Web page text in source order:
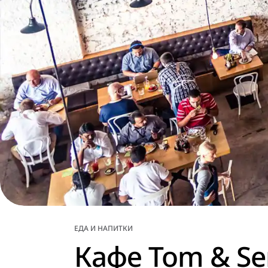
ЕДА И НАПИТКИ
Кафе Tom &